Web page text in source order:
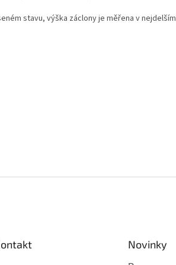
stavu, výška záclony je měřena v
Novinky